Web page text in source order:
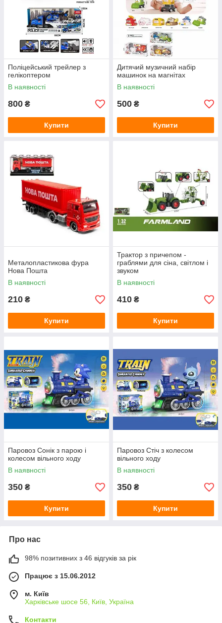
Поліцейський трейлер з
гелікоптером
В наявності
800 ₴
Купити
Дитячий музичний набір
машинок на магнітах
В наявності
500 ₴
Купити
Металопластикова фура
Нова Пошта
В наявності
210 ₴
Купити
Трактор з причепом -
граблями для сіна, світлом і
звуком
В наявності
410 ₴
Купити
Паровоз Сонік з парою і
колесом вільного ходу
В наявності
350 ₴
Купити
Паровоз Стіч з колесом
вільного ходу
В наявності
350 ₴
Купити
Про нас
98% позитивних з 46 відгуків за рік
Працює з 15.06.2012
м. Київ
Харківське шосе 56, Київ, Україна
Контакти